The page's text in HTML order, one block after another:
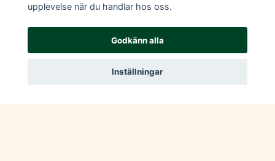
Köpvillkor
Kontakt
upplevelse när du handlar hos oss.
Godkänn alla
Inställningar